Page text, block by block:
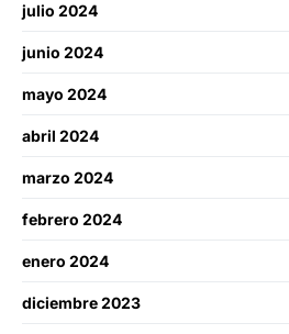
julio 2024
junio 2024
mayo 2024
abril 2024
marzo 2024
febrero 2024
enero 2024
diciembre 2023